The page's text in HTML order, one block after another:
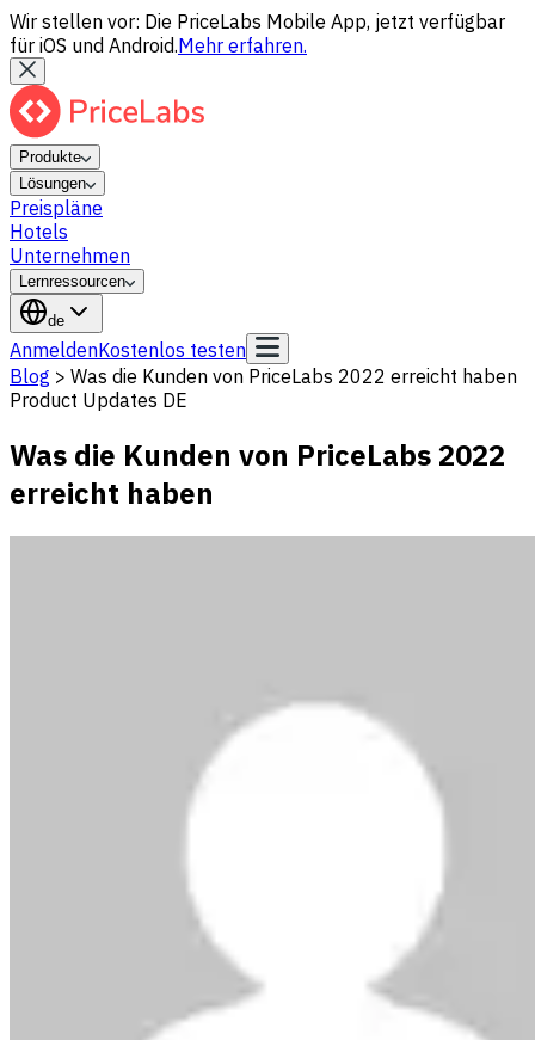
Wir stellen vor: Die PriceLabs Mobile App, jetzt verfügbar
für iOS und Android.Mehr erfahren.
Produkte
Lösungen
Preispläne
Hotels
Unternehmen
Lernressourcen
de
AnmeldenKostenlos testen
Blog > Was die Kunden von PriceLabs 2022 erreicht haben
Product Updates DE
Was die Kunden von PriceLabs 2022
erreicht haben